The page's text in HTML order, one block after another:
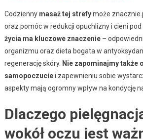
Codzienny masaż tej strefymoże znacznie
oraz pomóc w redukcji opuchlizny i cieni pod
życia ma kluczowe znaczenie–
organizmu oraz dieta bogata w
regenerację skóry. Nie zapominajmy także
samopoczuciei zapewnieniu sobie
aspekty mają ogromny wpływ na kondycję
Dlaczego
wokół oczu jest